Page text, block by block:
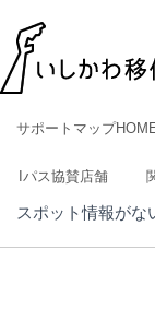
サポートマップ
Iパス協賛店舗
スポット情報がな